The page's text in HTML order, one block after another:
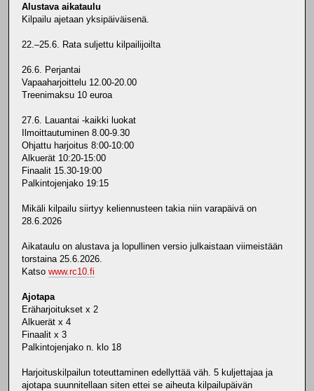
Alustava aikataulu
Kilpailu ajetaan yksipäiväisenä.
22.–25.6. Rata suljettu kilpailijoilta
26.6. Perjantai
Vapaaharjoittelu 12.00-20.00
Treenimaksu 10 euroa
27.6. Lauantai -kaikki luokat
Ilmoittautuminen 8.00-9.30
Ohjattu harjoitus 8:00-10:00
Alkuerät 10:20-15:00
Finaalit 15.30-19:00
Palkintojenjako 19:15
Mikäli kilpailu siirtyy keliennusteen takia niin varapäivä on
28.6.2026
Aikataulu on alustava ja lopullinen versio julkaistaan viimeistään
torstaina 25.6.2026.
Katso www.rc10.fi
Ajotapa
Eräharjoitukset x 2
Alkuerät x 4
Finaalit x 3
Palkintojenjako n. klo 18
Harjoituskilpailun toteuttaminen edellyttää väh. 5 kuljettajaa ja
ajotapa suunnitellaan siten ettei se aiheuta kilpailupäivän